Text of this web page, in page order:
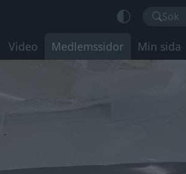
Sök
Video Medlemssidor Min sida